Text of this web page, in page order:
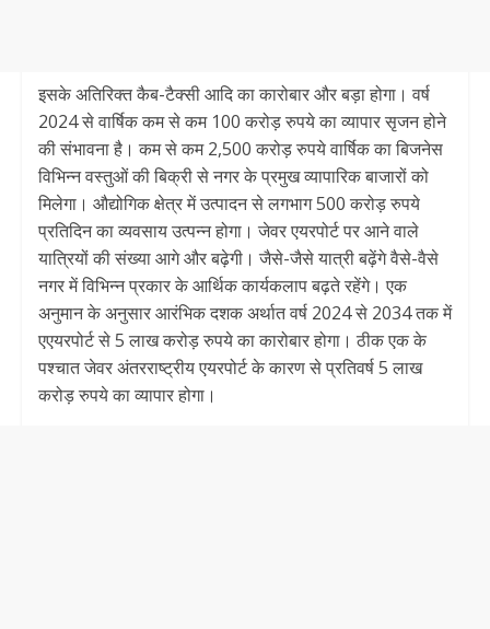
इसके अतिरिक्त कैब-टैक्सी आदि का कारोबार और बड़ा होगा। वर्ष
2024 से वार्षिक कम से कम 100 करोड़ रुपये का व्यापार सृजन होने
की संभावना है। कम से कम 2,500 करोड़ रुपये वार्षिक का बिजनेस
विभिन्न वस्तुओं की बिक्री से नगर के प्रमुख व्यापारिक बाजारों को
मिलेगा। औद्योगिक क्षेत्र में उत्पादन से लगभाग 500 करोड़ रुपये
प्रतिदिन का व्यवसाय उत्पन्न होगा। जेवर एयरपोर्ट पर आने वाले
यात्रियों की संख्या आगे और बढ़ेगी। जैसे-जैसे यात्री बढ़ेंगे वैसे-वैसे
नगर में विभिन्न प्रकार के आर्थिक कार्यकलाप बढ़ते रहेंगे। एक
अनुमान के अनुसार आरंभिक दशक अर्थात वर्ष 2024 से 2034 तक में
एएयरपोर्ट से 5 लाख करोड़ रुपये का कारोबार होगा। ठीक एक के
पश्चात जेवर अंतरराष्ट्रीय एयरपोर्ट के कारण से प्रतिवर्ष 5 लाख
करोड़ रुपये का व्यापार होगा।